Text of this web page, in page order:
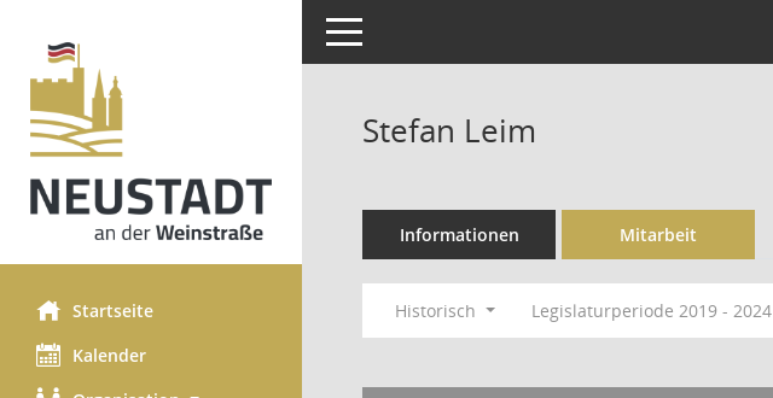
Startseite
Kalender
Toggle navigation
Stefan Leim
Informationen Mitarbeit
Historisch Legislaturperiode 2019 - 2024